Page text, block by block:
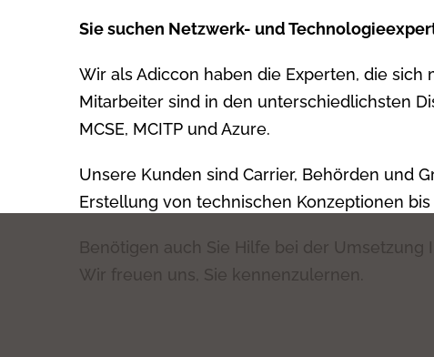
Sie suchen Netzwerk- und
Wir als Adiccon haben die Experten, die
Mitarbeiter sind in den unterschiedlichsten
MCSE, MCITP und Azure.
Unsere Kunden sind Carrier, Behörden und
Erstellung von technischen Konzeptionen
Benötigen auch Sie Hilfe bei der Umsetzung
Wir freuen uns, Sie kennenzulernen.